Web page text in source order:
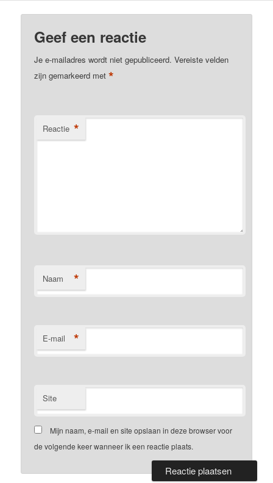
Geef een reactie
Je e-mailadres wordt niet gepubliceerd. Vereiste velden
zijn gemarkeerd met*
Reactie *
Naam *
E-mail *
Site
Mijn naam, e-mail en site opslaan in deze browser voor
de volgende keer wanneer ik een reactie plaats.